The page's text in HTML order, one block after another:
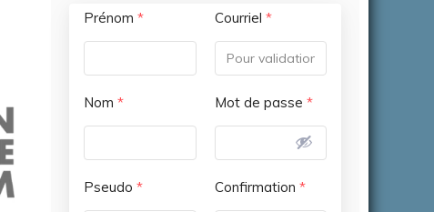
Prénom *
Nom *
Pseudo *
Courriel *
Mot de passe *
Confirmation *